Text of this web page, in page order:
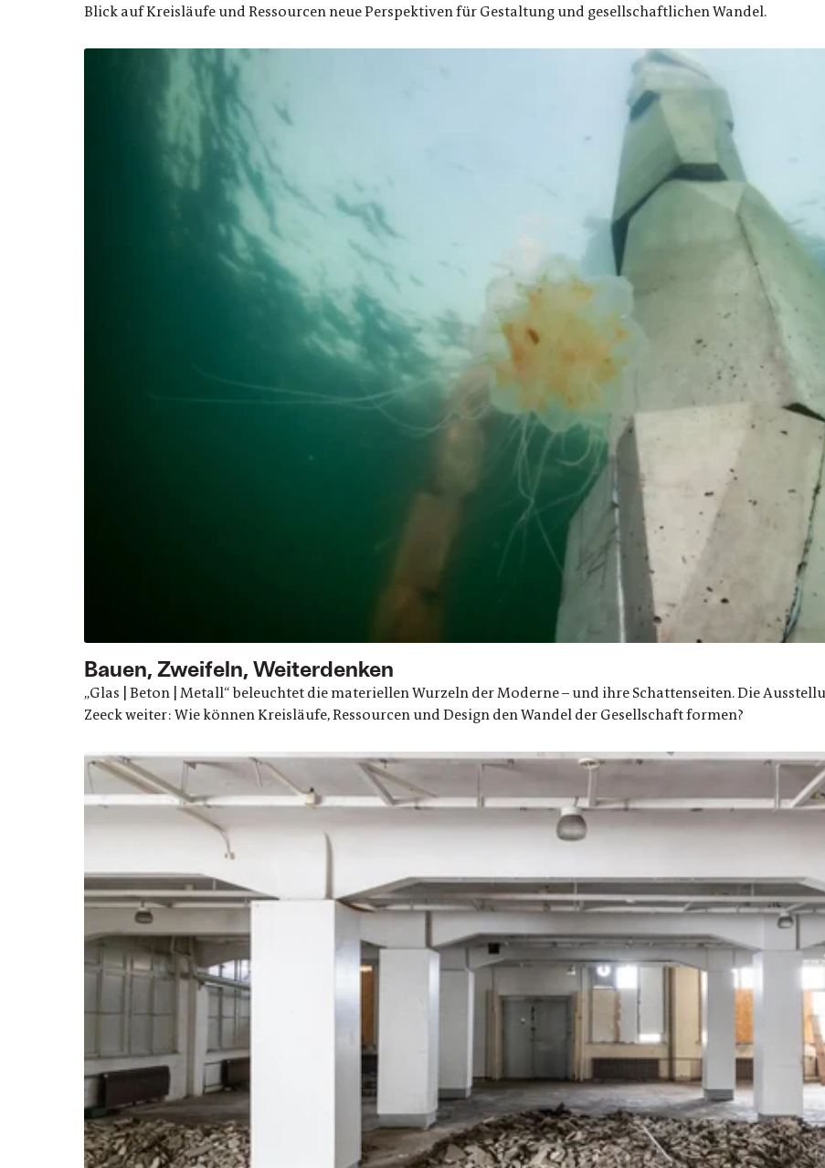
Blick auf Kreisläufe und Ressourcen neue Perspektiven für Gestaltung und gesellschaftlichen Wandel.
Bauen, Zweifeln, Weiterdenken
„Glas | Beton | Metall“ beleuchtet die materiellen Wurzeln der Moderne – und ihre Schattenseiten. Die
Zeeck weiter: Wie können Kreisläufe, Ressourcen und Design den Wandel der Gesellschaft formen?